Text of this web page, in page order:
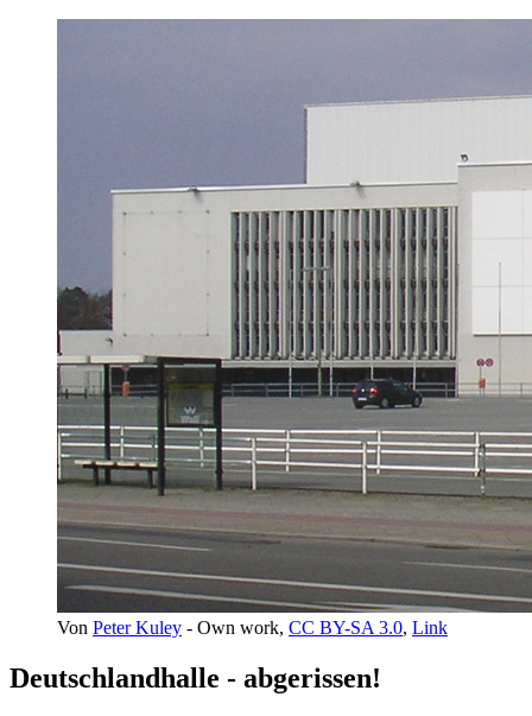
Von Peter Kuley - Own work, CC BY-SA 3.0, Link
Deutschlandhalle - abgerissen!